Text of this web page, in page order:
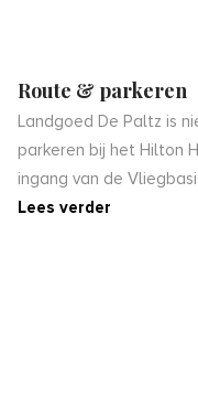
Route & parkeren
Landgoed De Paltz is
parkeren bij het Hilton
ingang van de
Lees verder